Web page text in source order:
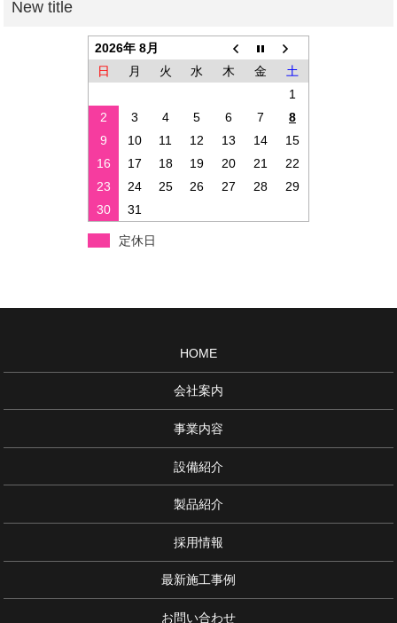
2026年 8月
日
月 火 水 木 金
土
1
2
3 4 5 6 7
8
9
10 11 12 13 14
15
16
17 18 19 20 21
22
23
24 25 26 27 28
29
30
31
定休日
HOME
会社案内
事業内容
設備紹介
製品紹介
採用情報
最新施工事例
お問い合わせ